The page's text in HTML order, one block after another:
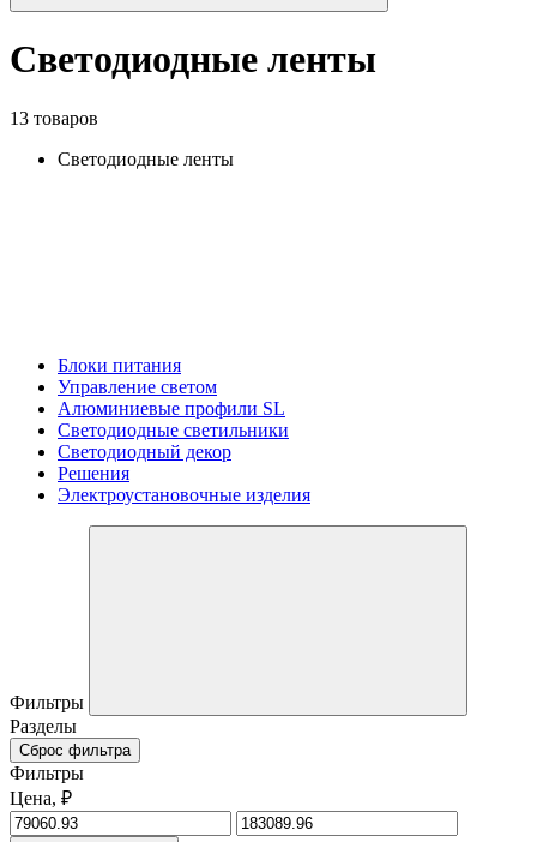
Светодиодные ленты
13 товаров
Светодиодные ленты
Блоки питания
Управление светом
Алюминиевые профили SL
Светодиодные светильники
Светодиодный декор
Решения
Электроустановочные изделия
Фильтры
Разделы
Сброс фильтра
Фильтры
Цена, ₽